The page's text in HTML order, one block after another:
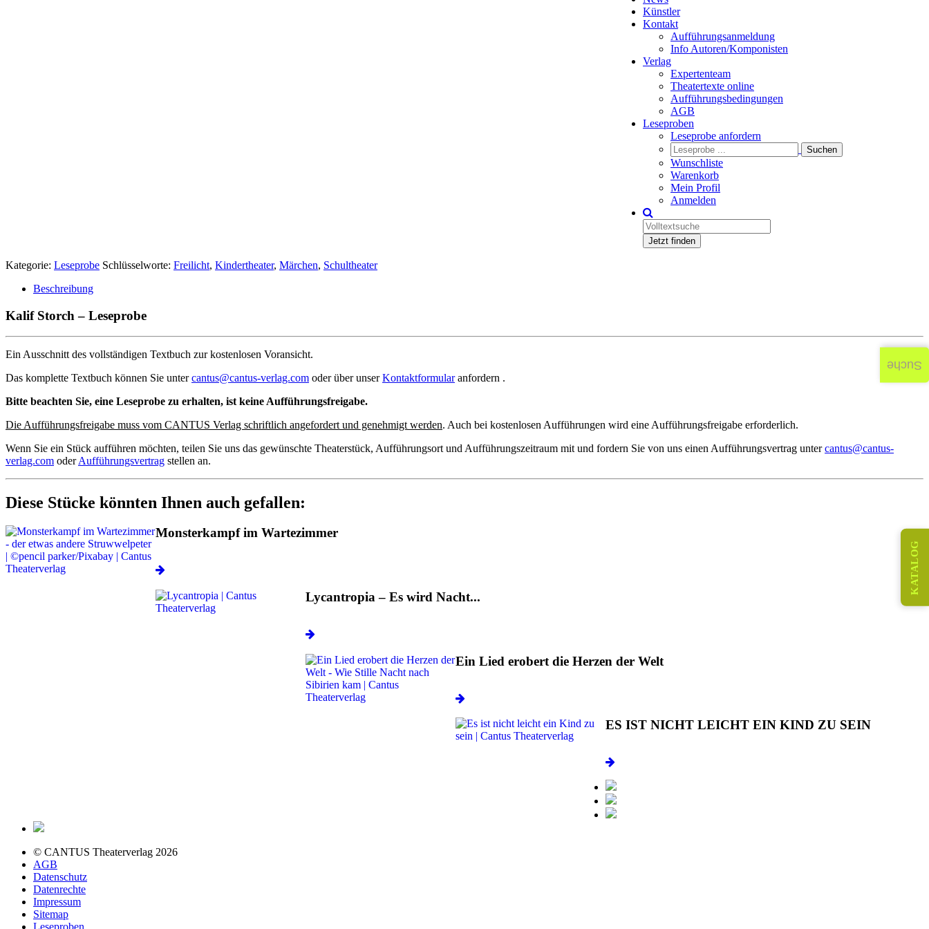
Künstler
Kontakt
Aufführungsanmeldung
Info Autoren/Komponisten
Verlag
Expertenteam
Theatertexte online
Aufführungsbedingungen
AGB
Leseproben
Leseprobe anfordern
Wunschliste
Warenkorb
Mein Profil
Anmelden
Jetzt finden
Kategorie: Leseprobe Schlüsselworte: Freilicht, Kindertheater, Märchen, Schultheater
Beschreibung
Kalif Storch – Leseprobe
Ein Ausschnitt des vollständigen Textbuch zur kostenlosen Voransicht.
Das komplette Textbuch können Sie untercantus@cantus-verlag.com oder über unserKontaktformularanfordern .
Bitte beachten Sie, eine Leseprobe zu erhalten, ist keine Aufführungsfreigabe.
Die Aufführungsfreigabe muss vom CANTUS Verlag schriftlich angefordert und genehmigt werden. Auch bei kostenlosen Aufführungen wird eine Aufführungsfreigabe erforderlich.
Wenn Sie ein Stück aufführen möchten, teilen Sie uns das gewünschte Theaterstück, Aufführungsort und Aufführungszeitraum mit und fordern Sie von uns einen Aufführungsvertrag untercantus@cantus-
verlag.com oderAufführungsvertrag stellen an.
Diese Stücke könnten Ihnen auch gefallen:
Monsterkampf im Wartezimmer
Lycantropia – Es wird Nacht...
Ein Lied erobert die Herzen der Welt
ES IST NICHT LEICHT EIN KIND ZU SEIN
© CANTUS Theaterverlag 2026
AGB
Datenschutz
Datenrechte
Impressum
Sitemap
KATALOG
Suche